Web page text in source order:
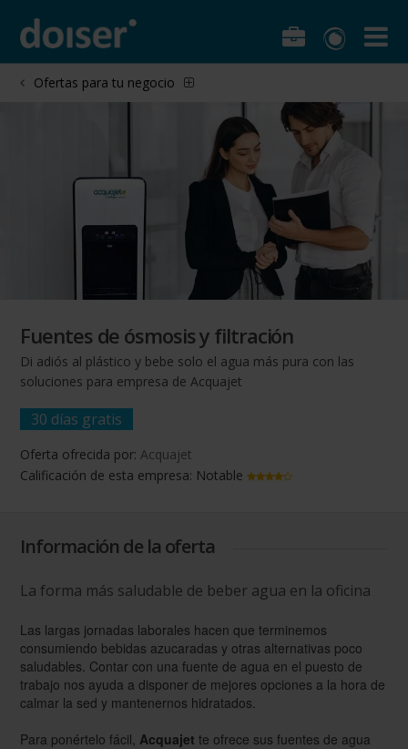
Ofertas para tu negocio
Fuentes de ósmosis y filtración
Di adiós al plástico y bebe solo el agua más pura con las
soluciones para empresa de Acquajet
30 días gratis
Oferta ofrecida por:Acquajet
Calificación de esta empresa: Notable
Información de la oferta
La forma más saludable de beber agua en la oficina
Las largas jornadas laborales hacen que terminemos
consumiendo bebidas azucaradas y otras alternativas poco
saludables. Contar con una fuente de agua en el puesto de
trabajo nos ayuda a disponer de mejores opciones a la hora de
calmar la sed y mantenernos hidratados.
Para ponértelo fácil, Acquajet te ofrece sus fuentes de agua